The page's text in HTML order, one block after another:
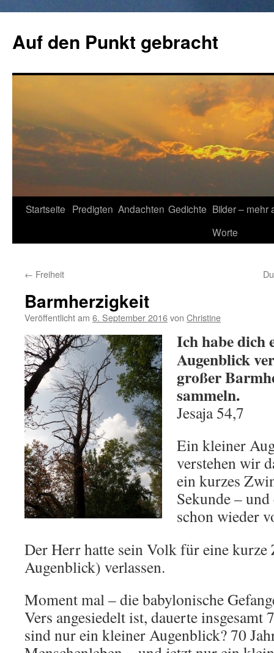
springen
Auf den Punkt gebracht
Startseite Predigten Andachten Gedichte Bilder – mehr
Worte
← Freiheit
Barmherzigkeit
Veröffentlicht am 6. September 2016von Christine
Ich habe dich
Augenblick
großer
sammeln.
Jesaja 54,7
Ein kleiner
verstehen wir
ein kurzes
Sekunde –
schon wieder
Der Herr hatte sein Volk für eine
Augenblick) verlassen.
Moment mal – die babylonische
Vers angesiedelt ist, dauerte insgesamt
sind nur ein kleiner Augenblick? 70